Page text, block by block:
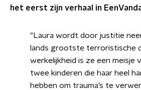
het eerst zijn verhaal in
"Laura wordt door justitie
lands grootste terroristische
werkelijkheid is ze een meisje
twee kinderen die haar heel
hebben om trauma’s te